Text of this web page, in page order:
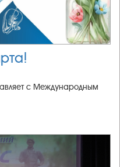
с Международным